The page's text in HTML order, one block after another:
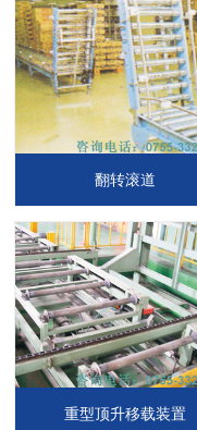
翻转滚道
重型顶升移载装置